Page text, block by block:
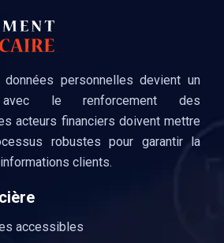
personnelles devient un
le renforcement des
acteurs financiers doivent mettre
robustes pour garantir la
clients.
accessibles